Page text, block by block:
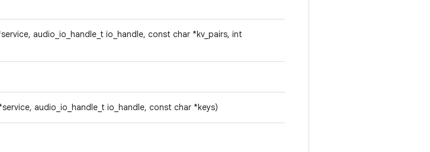
audio_io_handle_t io_handle, const char *kv_pairs, int
audio_io_handle_t io_handle, const char *keys)